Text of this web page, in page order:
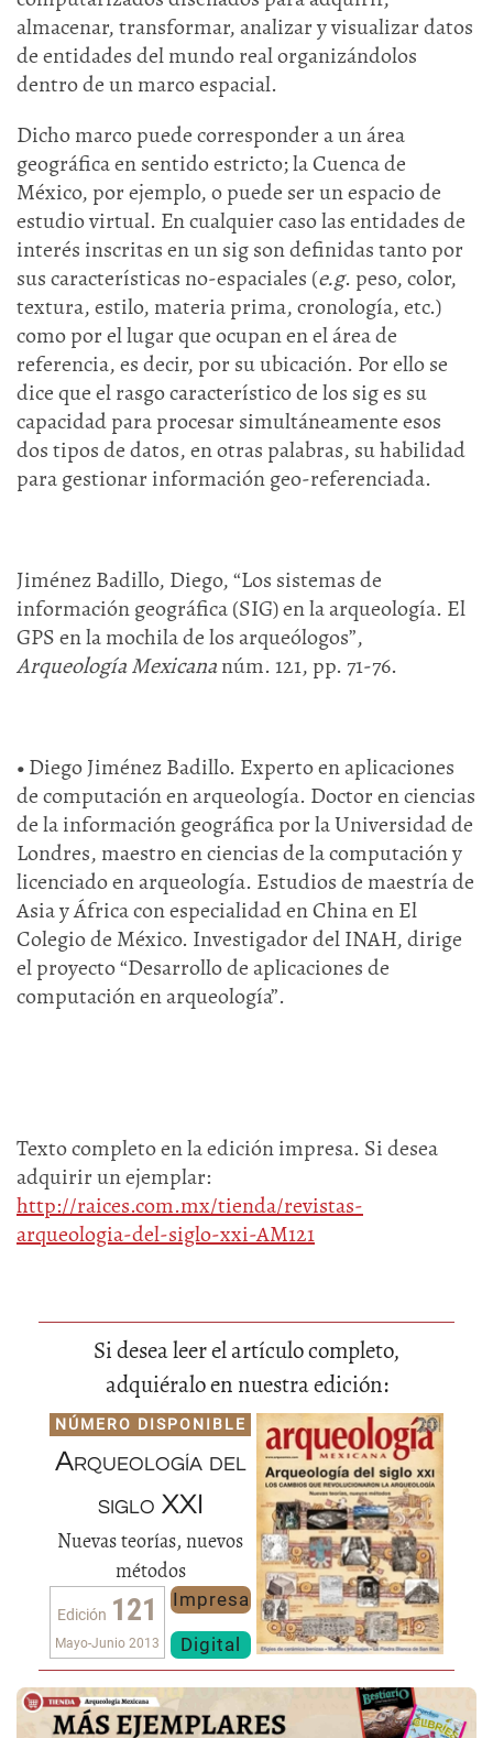
almacenar, transformar, analizar y visualizar datos
de entidades del mundo real organizándolos
dentro de un marco espacial.
Dicho marco puede corresponder a un área
geográfica en sentido estricto; la Cuenca de
México, por ejemplo, o puede ser un espacio de
estudio virtual. En cualquier caso las entidades de
interés inscritas en un sig son definidas tanto por
sus características no-espaciales (e.g. peso, color,
textura, estilo, materia prima, cronología, etc.)
como por el lugar que ocupan en el área de
referencia, es decir, por su ubicación. Por ello se
dice que el rasgo característico de los sig es su
capacidad para procesar simultáneamente esos
dos tipos de datos, en otras palabras, su habilidad
para gestionar información geo-referenciada.
Jiménez Badillo, Diego, “Los sistemas de
información geográfica (SIG) en la arqueología. El
GPS en la mochila de los arqueólogos”,
Arqueología Mexicananúm. 121, pp. 71-76.
•Diego Jiménez Badillo. Experto en aplicaciones
de computación en arqueología. Doctor en ciencias
de la información geográfica por la Universidad de
Londres, maestro en ciencias de la computación y
licenciado en arqueología. Estudios de maestría de
Asia y África con especialidad en China en El
Colegio de México. Investigador del INAH, dirige
el proyecto “Desarrollo de aplicaciones de
computación en arqueología”.
Texto completo en la edición impresa. Si desea
adquirir un ejemplar:
http://raices.com.mx/tienda/revistas-
arqueologia-del-siglo-xxi-AM121
Si desea leer el artículo completo,
adquiéralo en nuestra edición:
NÚMERO DISPONIBLE
Arqueología del
siglo XXI
Nuevas teorías, nuevos
métodos
Edición 121
Mayo-Junio 2013
Impresa
Digital